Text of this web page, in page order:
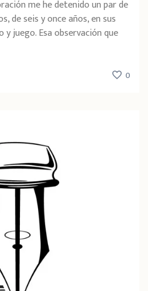
me he detenido un par de
de seis y once años, en sus
juego. Esa observación que
0